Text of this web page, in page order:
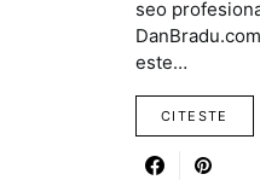
seo
este…
CITESTE